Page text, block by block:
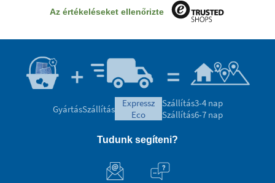
Az értékeléseket ellenőrizte
GyártásSzállítás
expressz
eco
Szállítás3-4 nap
Szállítás6-7 nap
Tudunk segíteni?